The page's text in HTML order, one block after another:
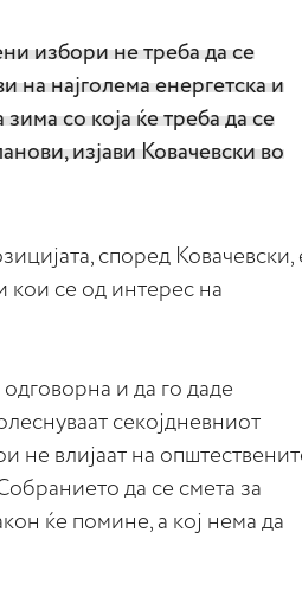
избори не треба да се
на најголема енергетска и
со која ќе треба да се
изјави Ковачевски во
според Ковачевски,
кои се од интерес на
и да го даде
секојдневниот
не влијаат на
да се смета за
ќе помине, а кој нема да